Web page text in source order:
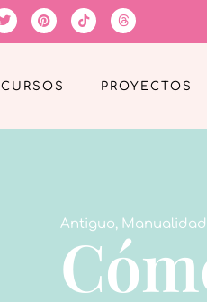
CURSOS PROYECTOS
Antiguo,